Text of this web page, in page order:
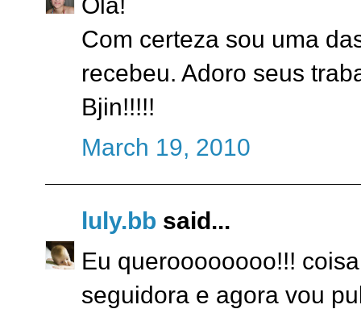
Com certeza sou uma
recebeu. Adoro seus
Bjin!!!!!
March 19, 2010
luly.bb said...
Eu queroooooooo!!!
seguidora e agora vou